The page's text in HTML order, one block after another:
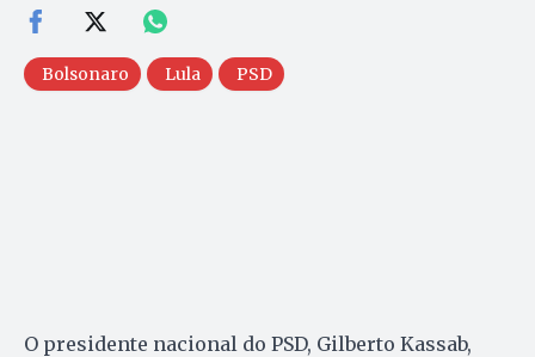
Bolsonaro Lula PSD
O presidente nacional do PSD, Gilberto Kassab,